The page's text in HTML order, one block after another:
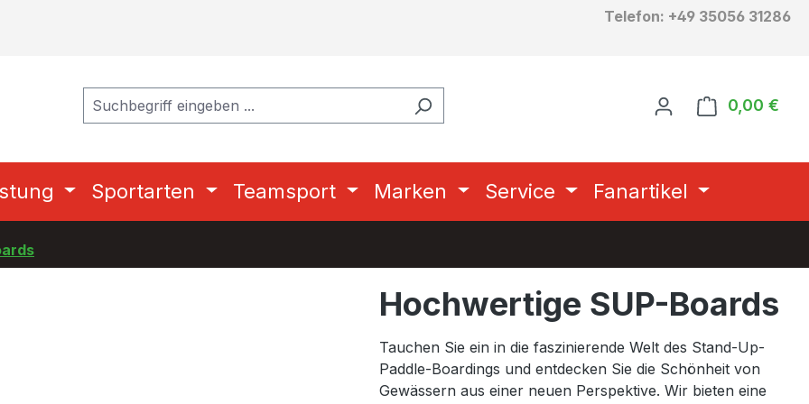
Telefon: +49 35056 31286
0,00 €
Sportarten Teamsport Marken Service Fanartikel
Hochwertige SUP-Boards
Tauchen Sie ein in die faszinierende Welt des Stand-Up-
Paddle-Boardings und entdecken Sie die Schönheit von
Gewässern aus einer neuen Perspektive. Wir bieten eine